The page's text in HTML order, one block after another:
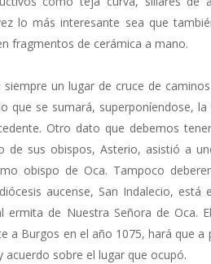
lo más interesante sea que
fragmentos de cerámica a mano.
siempre un lugar de cruce de
que se sumará, superponíendose,
Otro dato que debemos
de sus obispos, Asterio, asistió a
obispo de Oca. Tampoco
aucense, San Indalecio,
ermita de Nuestra Señora de Oca.
a Burgos en el año 1075, hará que
acuerdo sobre el lugar que ocupó.